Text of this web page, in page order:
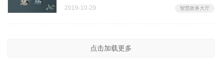
2019-10-29 智慧政务大厅
点击加载更多